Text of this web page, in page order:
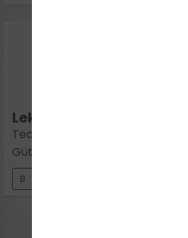
Lektion 13:
Technische Bedingungen,
Güterbeförderung
B